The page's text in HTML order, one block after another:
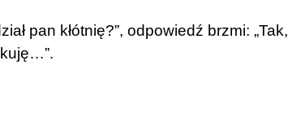
pan kłótnię?”, odpowiedź brzmi: „Tak,